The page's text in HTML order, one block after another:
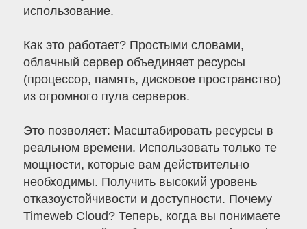
использование.
Как это работает? Простыми словами,
облачный сервер объединяет ресурсы
(процессор, память, дисковое пространство)
из огромного пула серверов.
Это позволяет: Масштабировать ресурсы в
реальном времени. Использовать только те
мощности, которые вам действительно
необходимы. Получить высокий уровень
отказоустойчивости и доступности. Почему
Timeweb Cloud? Теперь, когда вы понимаете